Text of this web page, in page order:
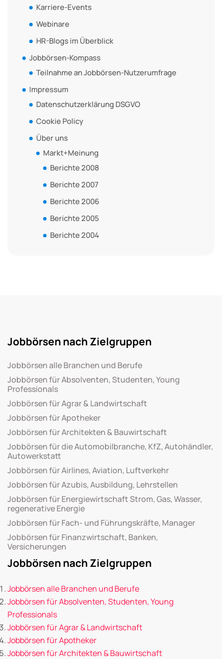
Karriere-Events
Webinare
HR-Blogs im Überblick
Jobbörsen-Kompass
Teilnahme an Jobbörsen-Nutzerumfrage
Impressum
Datenschutzerklärung DSGVO
Cookie Policy
Über uns
Markt+Meinung
Berichte 2008
Berichte 2007
Berichte 2006
Berichte 2005
Berichte 2004
Jobbörsen nach Zielgruppen
Jobbörsen alle Branchen und Berufe
Jobbörsen für Absolventen, Studenten, Young
Professionals
Jobbörsen für Agrar & Landwirtschaft
Jobbörsen für Apotheker
Jobbörsen für Architekten & Bauwirtschaft
Jobbörsen für die Automobilbranche, KfZ, Autohändler,
Autowerkstatt
Jobbörsen für Airlines, Aviation, Luftverkehr
Jobbörsen für Azubis, Ausbildung, Lehrstellen
Jobbörsen für Energiewirtschaft Strom, Gas, Wasser,
regenerative Energie
Jobbörsen für Fach- und Führungskräfte, Manager
Jobbörsen für Finanzwirtschaft, Banken,
Versicherungen
Jobbörsen nach Zielgruppen
Jobbörsen alle Branchen und Berufe
Jobbörsen für Absolventen, Studenten, Young
Professionals
Jobbörsen für Agrar & Landwirtschaft
Jobbörsen für Apotheker
Jobbörsen für Architekten & Bauwirtschaft